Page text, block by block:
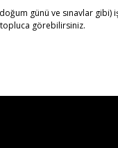
günü ve sınavlar
görebilirsiniz.